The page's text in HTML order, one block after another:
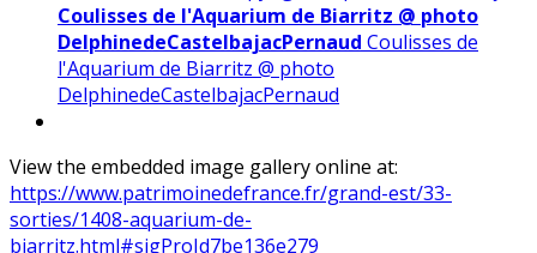
Coulisses de l'Aquarium de Biarritz @ photo
DelphinedeCastelbajacPernaud Coulisses de
l'Aquarium de Biarritz @ photo
DelphinedeCastelbajacPernaud
View the embedded image gallery online at:
https://www.patrimoinedefrance.fr/grand-est/33-
sorties/1408-aquarium-de-
biarritz.html#sigProId7be136e279